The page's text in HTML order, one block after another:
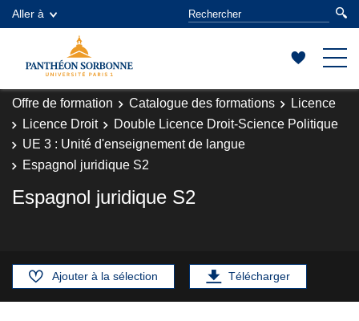
Aller à
Offre de formation Catalogue des formations
Licence
Licence Droit
Double Licence Droit-Science Politique
UE 3 : Unité d'enseignement de langue
Espagnol juridique S2
Espagnol juridique S2
Ajouter à la sélection Télécharger